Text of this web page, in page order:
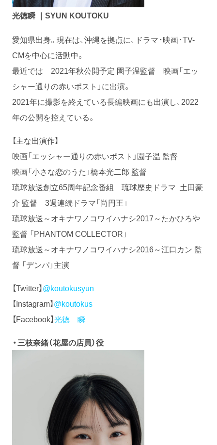
光徳瞬 ｜SYUN KOUTOKU
愛知県出身。現在は、沖縄を拠点に、ドラマ・映画・TV-
CMを中心に活動中。
最近では 2021年秋公開予定 園子温監督 映画「エッ
シャー通りの赤いポスト」に出演。
2021年に撮影を終えている長編映画にも出演し、2022
年の公開を控えている。
【主な出演作】
映画「エッシャー通りの赤いポスト」園子温 監督
映画「小さな恋のうた」橋本光二郎 監督
琉球放送創立65周年記念番組 琉球歴史ドラマ 土田豪
介 監督 3週連続ドラマ「尚円王」
琉球放送～オキナワノコワイハナシ2017～たかひろや
監督 「PHANTOM COLLECTOR」
琉球放送～オキナワノコワイハナシ2016～江口カン 監
督 「デンパ」主演
【Twitter】@koutokusyun
【Instagram】@koutokus
【Facebook】光徳 瞬
・三枝奈緒（花屋の店員）役